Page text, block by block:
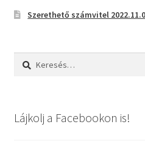
Szerethető számvitel
Keresés:
Lájkolj a Facebookon is!